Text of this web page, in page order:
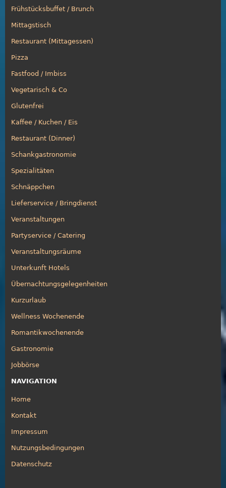
Frühstücksbuffet / Brunch
Mittagstisch
Restaurant (Mittagessen)
Pizza
Fastfood / Imbiss
Vegetarisch & Co
Glutenfrei
Kaffee / Kuchen / Eis
Restaurant (Dinner)
Schankgastronomie
Spezialitäten
Schnäppchen
Lieferservice / Bringdienst
Veranstaltungen
Partyservice / Catering
Veranstaltungsräume
Unterkunft Hotels
Übernachtungsgelegenheiten
Kurzurlaub
Wellness Wochenende
Romantikwochenende
Gastronomie
Jobbörse
NAVIGATION
Home
Kontakt
Impressum
Nutzungsbedingungen
Datenschutz